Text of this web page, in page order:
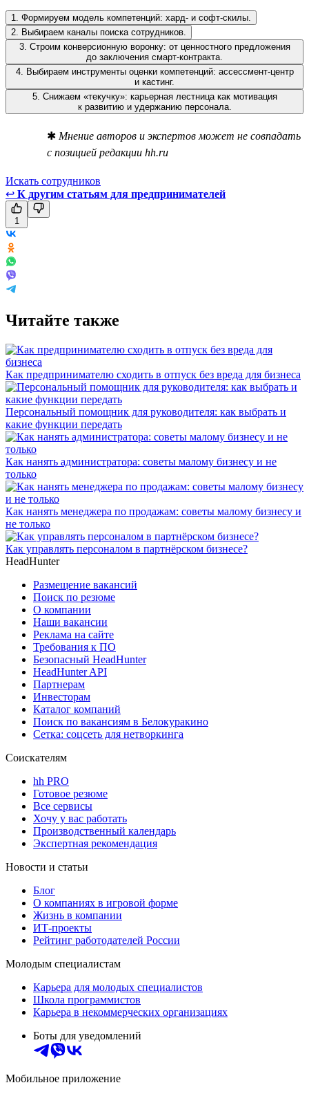
1. Формируем модель компетенций: хард- и софт-скилы.
2. Выбираем каналы поиска сотрудников.
3. Строим конверсионную воронку: от ценностного предложения
до заключения смарт-контракта.
4. Выбираем инструменты оценки компетенций: ассессмент-центр
и кастинг.
5. Снижаем «текучку»: карьерная лестница как мотивация
к развитию и удержанию персонала.
✱ Мнение авторов и экспертов может не совпадать
с позицией редакции hh.ru
Искать сотрудников
↩ К другим статьям для предпринимателей
1
Читайте также
Как предпринимателю сходить в отпуск без вреда для бизнеса
Персональный помощник для руководителя: как выбрать и
какие функции передать
Как нанять администратора: советы малому бизнесу и не
только
Как нанять менеджера по продажам: советы малому бизнесу и
не только
Как управлять персоналом в партнёрском бизнесе?
HeadHunter
Размещение вакансий
Поиск по резюме
О компании
Наши вакансии
Реклама на сайте
Требования к ПО
Безопасный HeadHunter
HeadHunter API
Партнерам
Инвесторам
Каталог компаний
Поиск по вакансиям в Белокуракино
Сетка: соцсеть для нетворкинга
Соискателям
hh PRO
Готовое резюме
Все сервисы
Хочу у вас работать
Производственный календарь
Экспертная рекомендация
Новости и статьи
Блог
О компаниях в игровой форме
Жизнь в компании
ИТ-проекты
Рейтинг работодателей России
Молодым специалистам
Карьера для молодых специалистов
Школа программистов
Карьера в некоммерческих организациях
Боты для уведомлений
Мобильное приложение